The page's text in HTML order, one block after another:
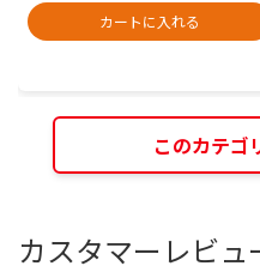
カートに入れる
このカテゴ
カスタマーレビュ